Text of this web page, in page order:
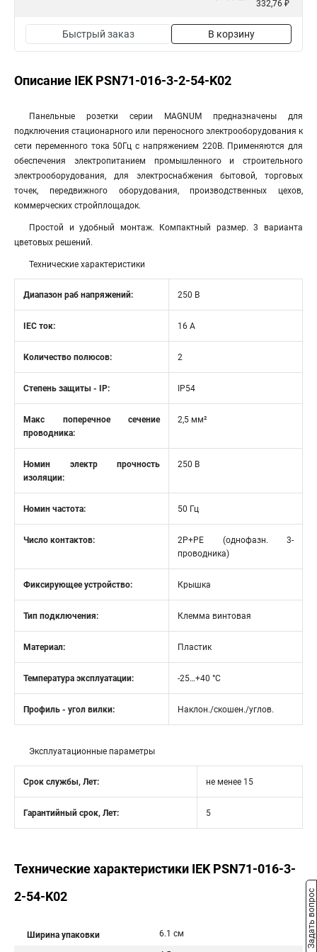
332,76 ₽
Быстрый заказ В корзину
Описание IEK PSN71-016-3-2-54-K02
Панельные розетки серии MAGNUM предназначены для
подключения стационарного или переносного электрооборудования к
сети переменного тока 50Гц с напряжением 220В. Применяются для
обеспечения электропитанием промышленного и строительного
электрооборудования, для электроснабжения бытовой, торговых
точек, передвижного оборудования, производственных цехов,
коммерческих стройплощадок.
Простой и удобный монтаж. Компактный размер. 3 варианта
цветовых решений.
Технические характеристики
Диапазон раб напряжений: 250 В
IEC ток: 16 А
Количество полюсов: 2
Степень защиты - IP: IP54
Макс поперечное сечение
проводника:
2,5 мм²
Номин электр прочность
изоляции:
250 В
Номин частота: 50 Гц
Число контактов:
2P+PE (однофазн. 3-
проводника)
Фиксирующее устройство: Крышка
Тип подключения: Клемма винтовая
Материал: Пластик
Температура эксплуатации: -25…+40 °C
Профиль - угол вилки: Наклон./скошен./углов.
Эксплуатационные параметры
Срок службы, Лет: не менее 15
Гарантийный срок, Лет: 5
Технические характеристики IEK PSN71-016-3-
2-54-K02
Ширина упаковки 6.1 см Задать вопрос